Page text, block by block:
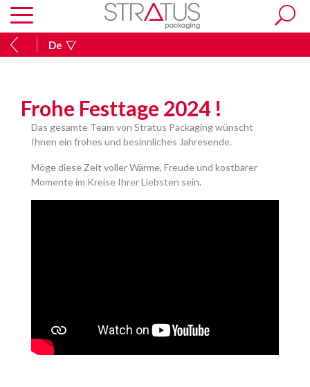
De
Frohe Festtage 2024 !
Das gesamte Team von Stratus Packaging wünscht
Ihnen ein frohes und besinnliches Jahresende.
Möge diese Zeit voller Wärme, Freude und kostbarer
Momente im Kreise Ihrer Liebsten sein.